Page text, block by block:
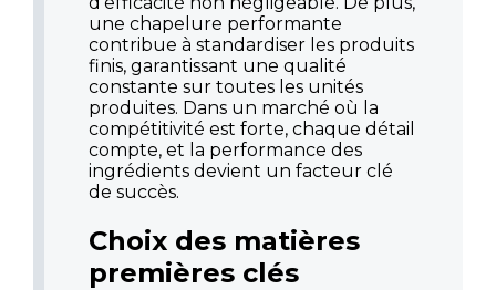
une chapelure performante
contribue à standardiser les produits
finis, garantissant une qualité
constante sur toutes les unités
produites. Dans un marché où la
compétitivité est forte, chaque détail
compte, et la performance des
ingrédients devient un facteur clé
de succès.
Choix des matières
premières clés